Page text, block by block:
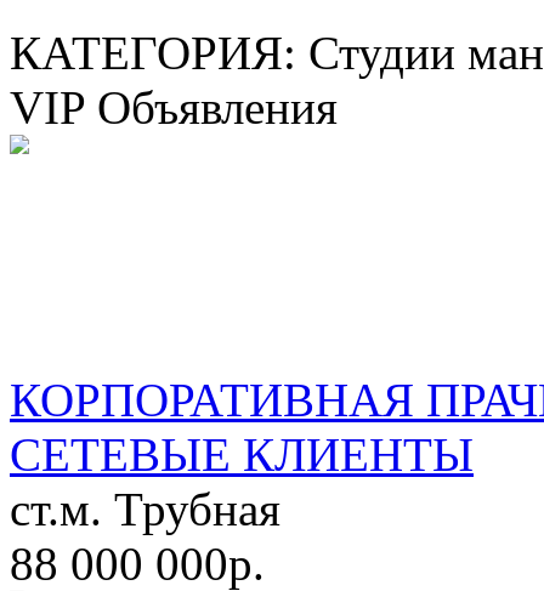
КАТЕГОРИЯ: Студии
VIP Объявления
КОРПОРАТИВНАЯ
СЕТЕВЫЕ КЛИЕНТЫ
ст.м. Трубная
88 000 000р.